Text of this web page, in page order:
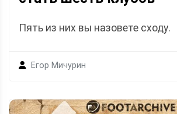
Пять из них вы назовете сходу.
Егор Мичурин